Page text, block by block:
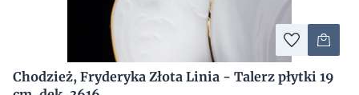
Chodzież, Fryderyka Złota Linia - Talerz płytki 19